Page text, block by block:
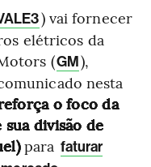
) vai fornecer
elétricos da
(GM),
nesta
o foco da
divisão de
para faturar